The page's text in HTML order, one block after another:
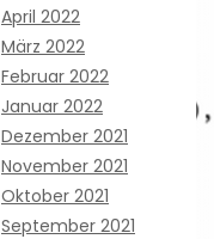
April 2022
März 2022
Februar 2022
Januar 2022
Dezember 2021
November 2021
Oktober 2021
September 2021